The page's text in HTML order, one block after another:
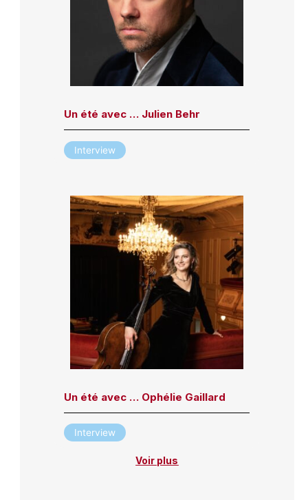
Un été avec … Julien Behr
Interview
Un été avec … Ophélie Gaillard
Interview
Voir plus